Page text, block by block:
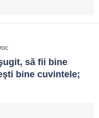
să fii bine
bine cuvintele;